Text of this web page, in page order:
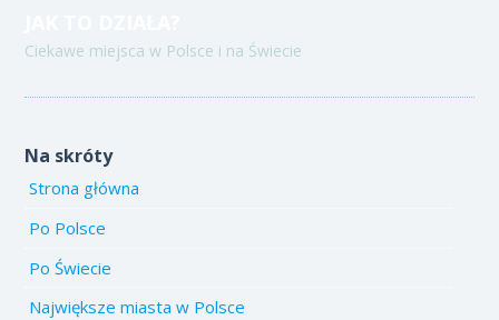
Ciekawe miejsca w Polsce i na Świecie
Na skróty
Strona główna
Po Polsce
Po Świecie
Największe miasta w Polsce